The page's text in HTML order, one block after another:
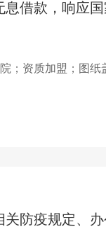
息借款，响应
；资质加盟；图
防疫规定、